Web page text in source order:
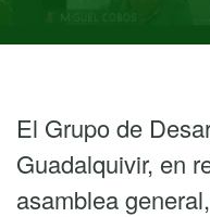
El Grupo de
Guadalquivir, en
asamblea